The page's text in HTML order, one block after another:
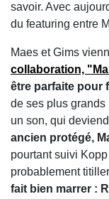
savoir. Avec
du featuring entre
Maes et Gims
collaboration,
être parfaite pour
de ses plus
un son, qui
ancien protégé,
pourtant suivi
probablement
fait bien marrer :